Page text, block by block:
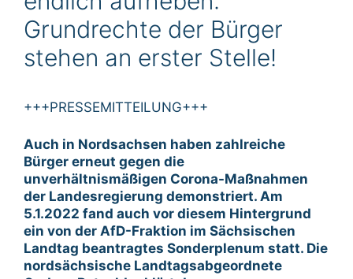
Grundrechte der Bürger
stehen an erster Stelle!
+++PRESSEMITTEILUNG+++
Auch in Nordsachsen haben zahlreiche
Bürger erneut gegen die
unverhältnismäßigen Corona-Maßnahmen
der Landesregierung demonstriert. Am
5.1.2022 fand auch vor diesem Hintergrund
ein von der AfD-Fraktion im Sächsischen
Landtag beantragtes Sonderplenum statt. Die
nordsächsische Landtagsabgeordnete